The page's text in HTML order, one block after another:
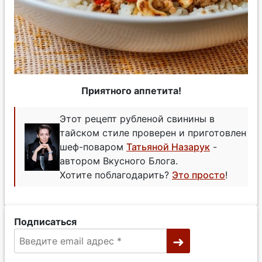
Приятного аппетита!
Этот рецепт рубленой свинины в
тайском стиле проверен и приготовлен
шеф-поваром Татьяной Назарук -
автором Вкусного Блога.
Хотите поблагодарить? Это просто!
Подписаться